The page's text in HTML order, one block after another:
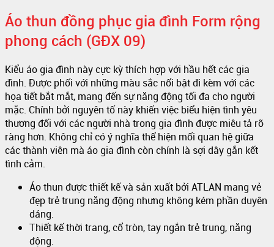
Áo thun đồng phục gia đình Form rộng
phong cách (GĐX 09)
Kiểu áo gia đình này cực kỳ thích hợp với hầu hết các gia
đình. Được phối với những màu sắc nổi bật đi kèm với các
họa tiết bắt mắt, mang đến sự năng động tối đa cho người
mặc. Chính bởi nguyên tố này khiến việc biểu hiện tình yêu
thương đối với các người nhà trong gia đình được miêu tả rõ
ràng hơn. Không chỉ có ý nghĩa thể hiện mối quan hệ giữa
các thành viên mà áo gia đình còn chính là sợi dây gắn kết
tình cảm.
Áo thun được thiết kế và sản xuất bởi ATLAN mang vẻ
đẹp trẻ trung năng động nhưng không kém phần duyên
dáng.
Thiết kế thời trang, cổ tròn, tay ngắn trẻ trung, năng
động.